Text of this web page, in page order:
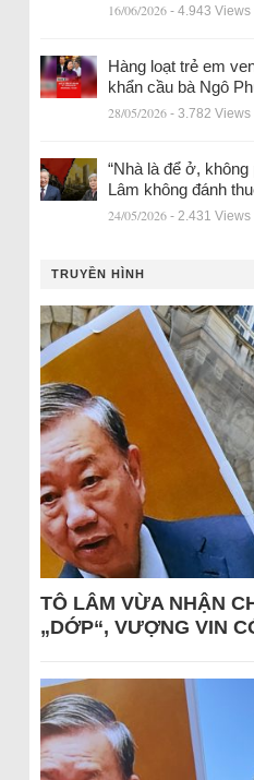
16/06/2026 - 4.943 Views
Hàng loạt trẻ em
khẩn cầu bà Ngô
28/05/2026 - 3.782 Views
“Nhà là để ở,
Lâm không đánh
24/05/2026 - 2.431 Views
TRUYỀN HÌNH
TÔ LÂM VỪA NHẬN
„DỚP“, VƯỢNG VIN